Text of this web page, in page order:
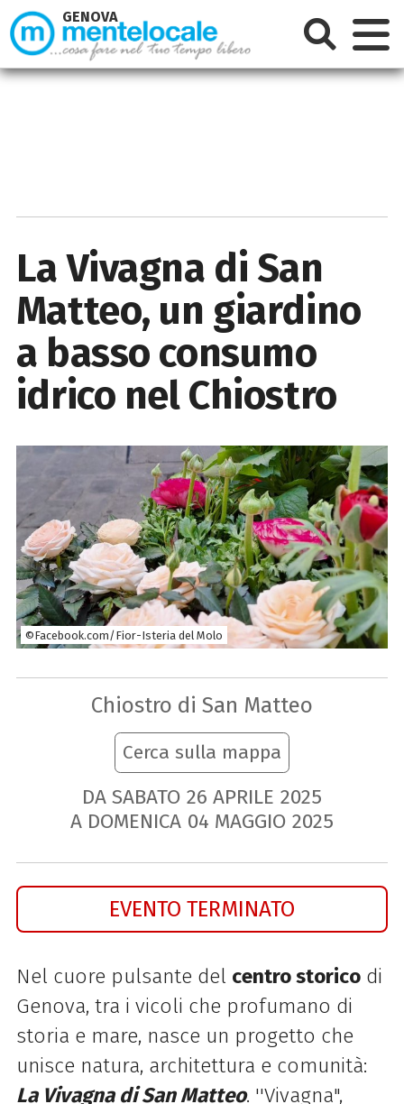
La Vivagna di San
Matteo, un giardino
a basso consumo
idrico nel Chiostro
©Facebook.com/Fior-Isteria del Molo
Chiostro di San Matteo
Cerca sulla mappa
DA SABATO 26 APRILE 2025
A DOMENICA 04 MAGGIO 2025
EVENTO TERMINATO
Nel cuore pulsante del centro storicodi
Genova, tra i vicoli che profumano di
storia e mare, nasce un progetto che
unisce natura, architettura e comunità:
La Vivagna di San Matteo. ''Vivagna",
GENOVA